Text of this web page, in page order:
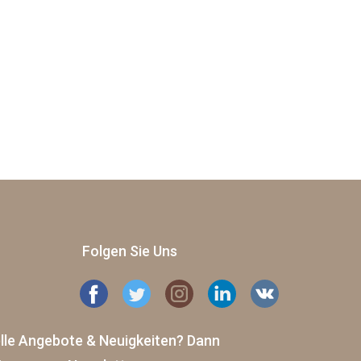
Folgen Sie Uns
Angebote & Neuigkeiten? Dann